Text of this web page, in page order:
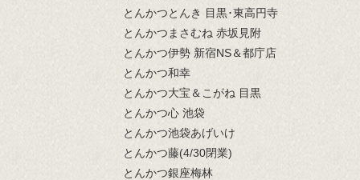
とんかつとんき 目黒･東高円寺
とんかつまさむね 赤坂見附
とんかつ伊勢 新宿NS＆都庁店
とんかつ和幸
とんかつ大宝＆こがね 目黒
とんかつ心 池袋
とんかつ池袋あげいけ
とんかつ藤(4/30閉業)
とんかつ銀座梅林